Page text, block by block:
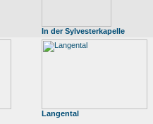
In der Sylvesterkapelle
Langental